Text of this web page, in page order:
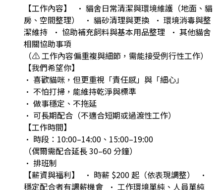
【工作內容】 • 貓舍日常清潔與環境維護（地面、貓
房、空間整理） • 貓砂清理與更換 • 環境消毒與整
潔維持 • 協助補充飼料與基本用品整理 • 其他貓舍
相關協助事項
（⚠️ 工作內容偏重複與細節，需能接受例行性工作）
【我們希望你】
• 喜歡貓咪，但更重視「責任感」與「細心」
• 不怕打掃，能維持乾淨與標準
• 做事穩定、不拖延
• 可長期配合（不適合短期或過渡性工作）
【工作時間】
• 時段：10:00–14:00、15:00–19:00
（偶爾需配合延長 30–60 分鐘）
• 排班制
【薪資與福利】 • 時薪 $200 起（依表現調整） •
穩定配合者有調薪機會 • 工作環境單純、人員單純